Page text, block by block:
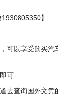
】
可以享受购买
可
去查询国外文